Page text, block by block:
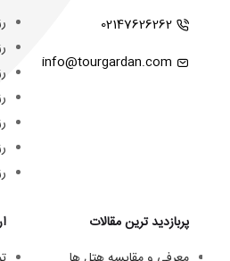
02147626262
info@tourgardan.com
پربازدید ترین مقالات